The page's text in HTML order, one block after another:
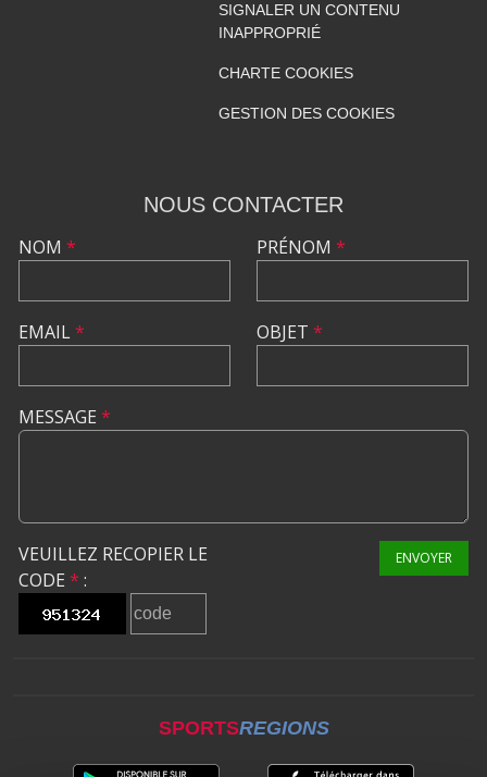
SIGNALER UN CONTENU
INAPPROPRIÉ
CHARTE COOKIES
GESTION DES COOKIES
NOUS CONTACTER
NOM *
EMAIL*
PRÉNOM *
OBJET *
MESSAGE *
VEUILLEZ RECOPIER LE
CODE * :
ENVOYER
SPORTSREGIONS